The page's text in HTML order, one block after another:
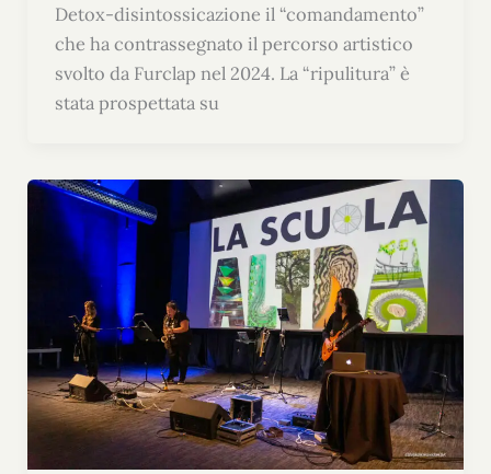
Detox-disintossicazione il “comandamento”
che ha contrassegnato il percorso artistico
svolto da Furclap nel 2024. La “ripulitura” è
stata prospettata su